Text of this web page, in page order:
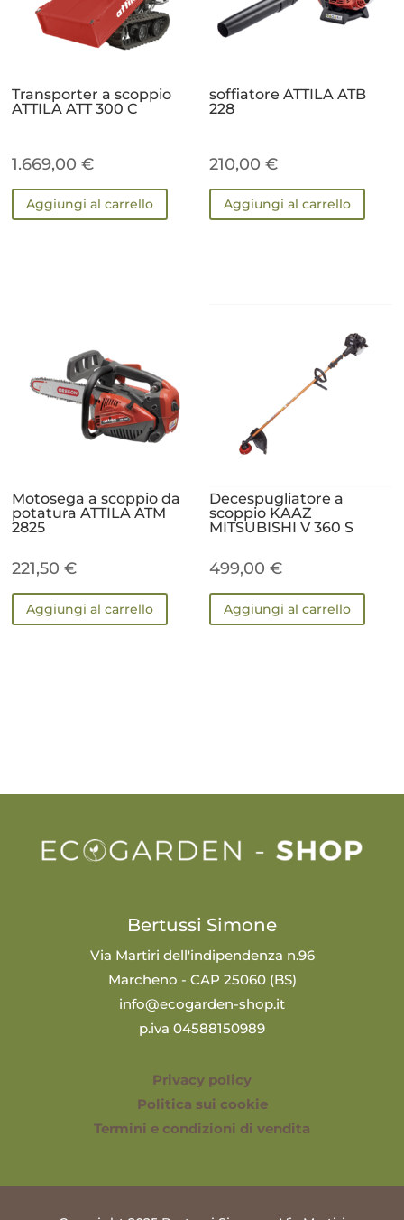
Transporter a scoppio
ATTILA ATT 300 C
1.669,00€
Aggiungi al carrello
soffiatore ATTILA ATB
228
210,00€
Aggiungi al carrello
Motosega a scoppio da
potatura ATTILA ATM
2825
221,50€
Aggiungi al carrello
Decespugliatore a
scoppio KAAZ
MITSUBISHI V 360 S
499,00€
Aggiungi al carrello
Bertussi Simone
Via Martiri dell'indipendenza n.96
Marcheno - CAP 25060 (BS)
info@ecogarden-shop.it
p.iva 04588150989
Privacy policy
Politica sui cookie
Termini e condizioni di vendita